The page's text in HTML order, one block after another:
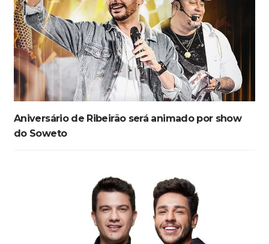
Aniversário de Ribeirão será animado por show
do Soweto